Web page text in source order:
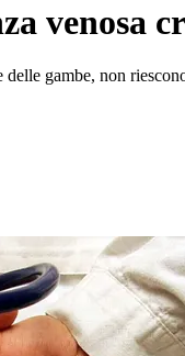
venosa
gambe, non